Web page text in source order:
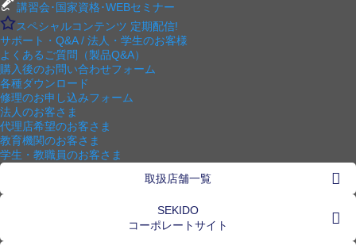
講習会･国家資格･WEBセミナー
スペシャルコンテンツ 定期配信!
サポート・Q&A / 法人・学生のお客様
よくあるご質問（製品Q&A）
購入後のお問い合わせフォーム
各種ダウンロード
修理のお申し込みフォーム
法人のお客さま
代理店希望のお客さま
教育機関のお客さま
学生・教職員のお客さま
取扱店舗一覧
SEKIDO
コーポレートサイト